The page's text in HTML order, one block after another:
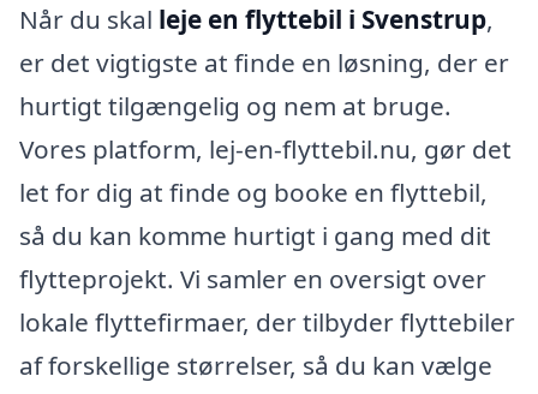
Når du skal leje en flyttebil i Svenstrup,
er det vigtigste at finde en løsning, der er
hurtigt tilgængelig og nem at bruge.
Vores platform, lej-en-flyttebil.nu, gør det
let for dig at finde og booke en flyttebil,
så du kan komme hurtigt i gang med dit
flytteprojekt. Vi samler en oversigt over
lokale flyttefirmaer, der tilbyder flyttebiler
af forskellige størrelser, så du kan vælge